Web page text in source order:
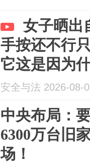
女子晒出
手按还不行
它这是因为
安全与法 2026-08-
中央布局：
6300万台旧
场！